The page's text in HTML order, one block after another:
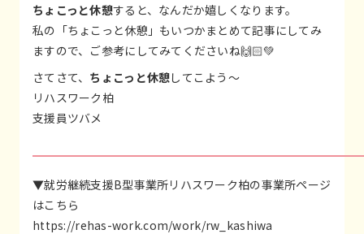
ちょこっと休憩すると、なんだか嬉しくなります。
私の「ちょこっと休憩」もいつかまとめて記事にしてみ
ますので、ご参考にしてみてくださいね🙌🏻💚
さてさて、 ちょこっと休憩してこよう～
リハスワーク柏
支援員ツバメ
▼就労継続支援B型事業所リハスワーク柏の事業所ページ
はこちら
https://rehas-work.com/work/rw_kashiwa